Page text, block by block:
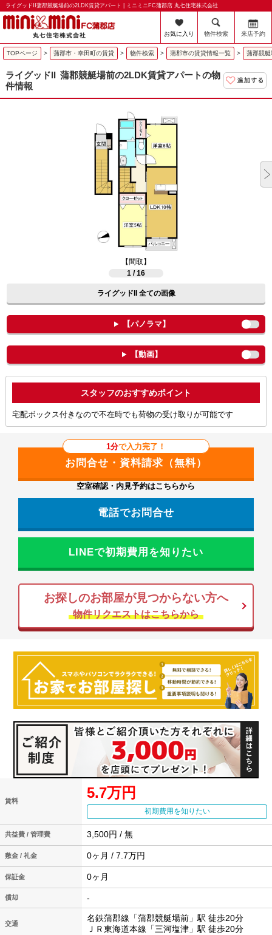
ライグッドII蒲郡競艇場前の2LDK賃貸アパート | ミニミニFC蒲郡店 丸七住宅株式会社
お気に入り 物件検索 来店予約
TOPページ > 蒲郡市・幸田町の賃貸 > 物件検索 > 蒲郡市の賃貸情報一覧 > 蒲郡競
ライグッドII 蒲郡競艇場前の2LDK賃貸アパートの物
件情報
【間取】
1 / 16
ライグッドII 全ての画像
【パノラマ】
【動画】
ポイント
宅配ボックス付きなので不在時でも荷物の受け取りが可能です
1分で入力完了！
空室確認・内見予約はこちらから
電話でお問合せ
LINEで初期費用を知りたい
お探しのお部屋が見つからない方へ
物件リクエストはこちらから
賃料 5.7万円
初期費用を知りたい
共益費 / 管理費 3,500円 / 無
敷金 / 礼金 0ヶ月 / 7.7万円
保証金 0ヶ月
償却 -
交通
名鉄蒲郡線「蒲郡競艇場前」駅 徒歩20分
ＪＲ東海道本線「三河塩津」駅 徒歩20分